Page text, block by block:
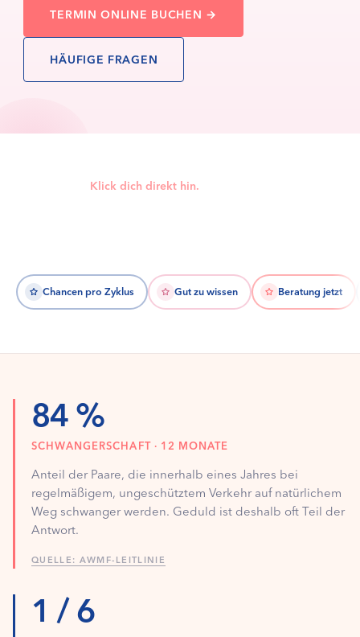
Beckenbodentraining
Brustgesundheit
Die meisten Fragen klärt unser FAQ sofort — sonst geht’s direkt weiter
Rosgartenstraße 27
TERMIN ONLINE BUCHEN →
HÄUFIGE FRAGEN
Klick dich direkt hin.
Chancen pro Zyklus Gut zu wissen Beratung jetzt
84 %
SCHWANGERSCHAFT · 12 MONATE
Anteil der Paare, die innerhalb eines Jahres bei
regelmäßigem, ungeschütztem Verkehr auf natürlichem
Weg schwanger werden. Geduld ist deshalb oft Teil der
Antwort.
QUELLE: AWMF-LEITLINIE
1 / 6